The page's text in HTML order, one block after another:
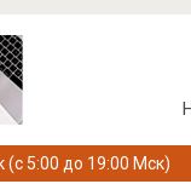
(с 5:00 до 19:00 Мск)